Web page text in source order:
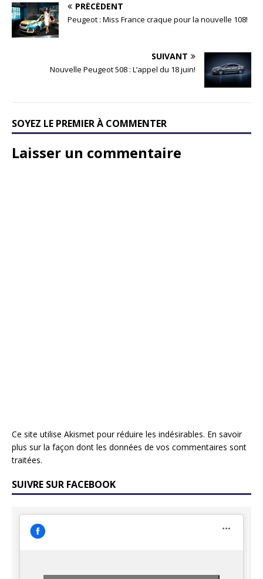
PRÉCÉDENT
Peugeot : Miss France craque pour la nouvelle 108!
SUIVANT
Nouvelle Peugeot 508 : L’appel du 18 juin!
SOYEZ LE PREMIER À COMMENTER
Laisser un commentaire
Ce site utilise Akismet pour réduire les indésirables. En savoir
plus sur la façon dont les données de vos commentaires sont
traitées.
SUIVRE SUR FACEBOOK